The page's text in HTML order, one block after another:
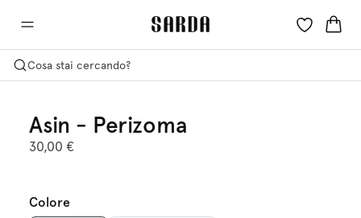
Cosa stai cercando?
Asin - Perizoma
30,00 €
Colore